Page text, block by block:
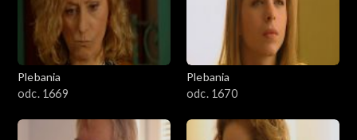
Plebania
odc. 1669
Plebania
odc. 1670